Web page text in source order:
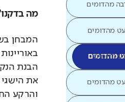
מהדומים
מהדומים
מהדומים
הדומים
מהדומים
מה
המבחן
הבנת
את
והרקע